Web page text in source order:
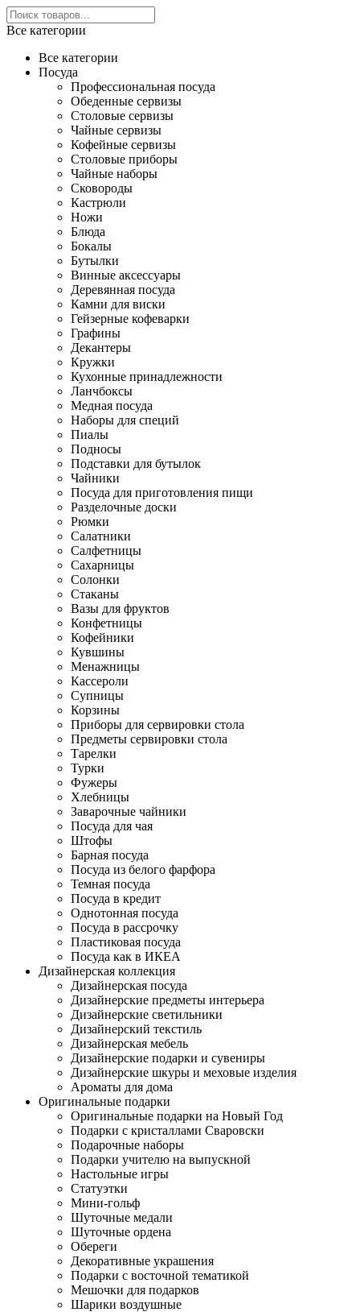
Все категории
Все категории
Посуда
Профессиональная посуда
Обеденные сервизы
Столовые сервизы
Чайные сервизы
Кофейные сервизы
Столовые приборы
Чайные наборы
Сковороды
Кастрюли
Ножи
Блюда
Бокалы
Бутылки
Винные аксессуары
Деревянная посуда
Камни для виски
Гейзерные кофеварки
Графины
Декантеры
Кружки
Кухонные принадлежности
Ланчбоксы
Медная посуда
Наборы для специй
Пиалы
Подносы
Подставки для бутылок
Чайники
Посуда для приготовления пищи
Разделочные доски
Рюмки
Салатники
Салфетницы
Сахарницы
Солонки
Стаканы
Вазы для фруктов
Конфетницы
Кофейники
Кувшины
Менажницы
Кассероли
Супницы
Корзины
Приборы для сервировки стола
Предметы сервировки стола
Тарелки
Турки
Фужеры
Хлебницы
Заварочные чайники
Посуда для чая
Штофы
Барная посуда
Посуда из белого фарфора
Темная посуда
Посуда в кредит
Однотонная посуда
Посуда в рассрочку
Пластиковая посуда
Посуда как в ИКЕА
Дизайнерская коллекция
Дизайнерская посуда
Дизайнерские предметы интерьера
Дизайнерские светильники
Дизайнерский текстиль
Дизайнерская мебель
Дизайнерские подарки и сувениры
Дизайнерские шкуры и меховые изделия
Ароматы для дома
Оригинальные подарки
Оригинальные подарки на Новый Год
Подарки с кристаллами Сваровски
Подарочные наборы
Подарки учителю на выпускной
Настольные игры
Статуэтки
Мини-гольф
Шуточные медали
Шуточные ордена
Обереги
Декоративные украшения
Подарки с восточной тематикой
Мешочки для подарков
Шарики воздушные